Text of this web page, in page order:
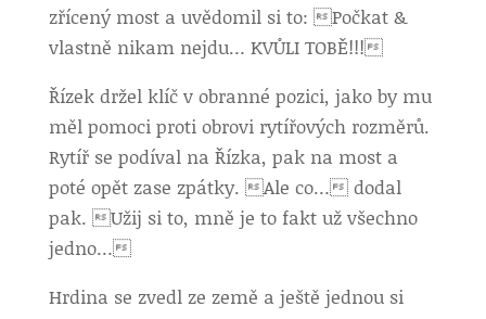
zřícený most a uvědomil si to: Počkat &
vlastně nikam nejdu… KVŮLI TOBĚ!!!
Řízek držel klíč v obranné pozici, jako by mu
měl pomoci proti obrovi rytířových rozměrů.
Rytíř se podíval na Řízka, pak na most a
poté opět zase zpátky. Ale co… dodal
pak. Užij si to, mně je to fakt už všechno
jedno…
Hrdina se zvedl ze země a ještě jednou si